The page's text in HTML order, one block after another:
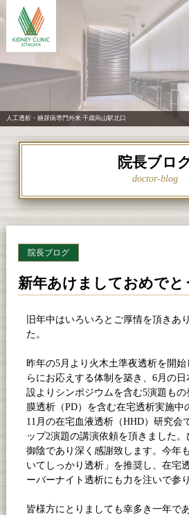
人工透析・糖尿病専門外来 千歳烏山駅北口
院長ブロ
doctor-blog
新年あけましておめで
院長ブログ
旧年中はいろいろとご厚情を頂きあ
た。
昨年の5月より火木土準夜透析を開始
らにお応えする体制を築き、6月の
設よりシンポジウムを含む5演題も
膜透析（PD）を含む在宅透析実施中
11月の在宅血液透析（HHD）研究会
ップ2演題の講演依頼を頂きました
御陰であり深く感謝致します。今年
いてしっかり透析」を推奨し、在宅
ーバーナイト透析にも力を注いで参
皆様方にとりましても幸多き一年で